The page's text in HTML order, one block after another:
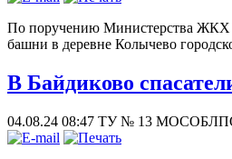
По поручению Министерства ЖКХ
башни в деревне Колычево
В Байдиково
04.08.24 08:47 ТУ № 13